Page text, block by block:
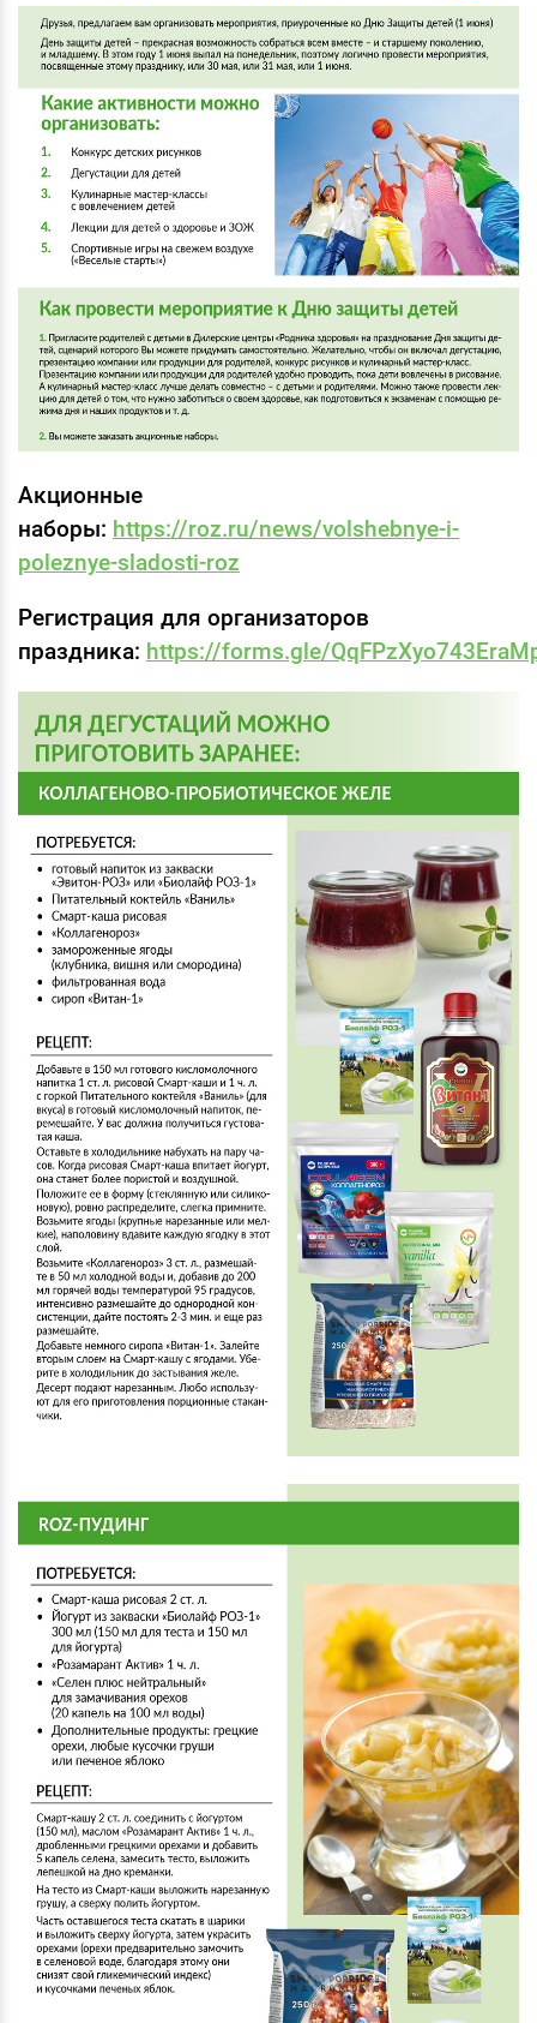
Акционные
наборы: https://roz.ru/news/volshebnye-i-
poleznye-sladosti-roz
Регистрация для организаторов
праздника: https://forms.gle/